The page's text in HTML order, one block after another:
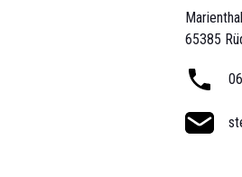
65385